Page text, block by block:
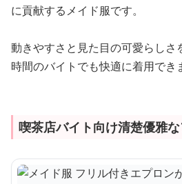
に貢献するメイド服です。
動きやすさと見た目の可愛らしさ
時間のバイトでも快適に着用でき
喫茶店バイト向け清楚優雅